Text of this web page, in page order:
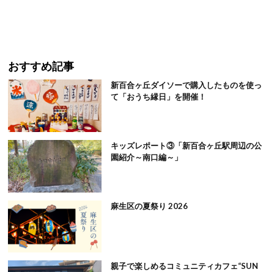
おすすめ記事
新百合ヶ丘ダイソーで購入したものを使っ
て「おうち縁日」を開催！
キッズレポート③「新百合ヶ丘駅周辺の公
園紹介～南口編～」
麻生区の夏祭り 2026
親子で楽しめるコミュニティカフェ“SUN